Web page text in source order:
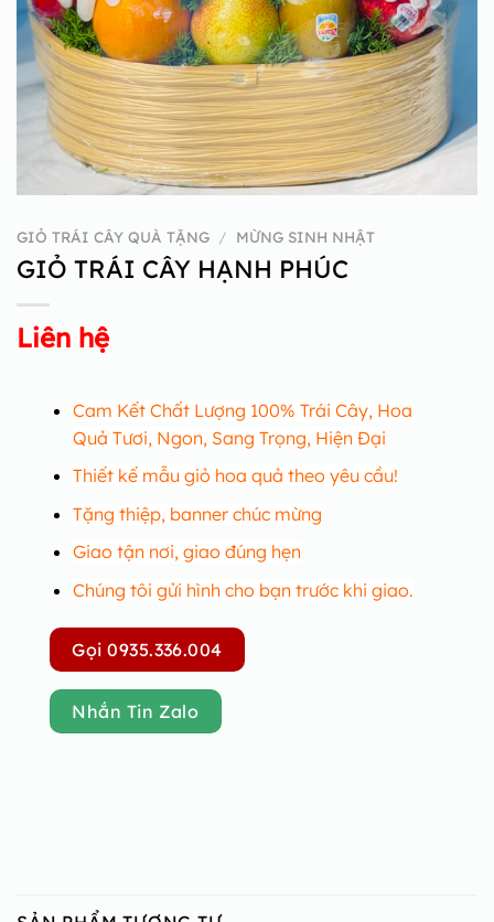
GIỎ TRÁI CÂY QUÀ TẶNG / MỪNG SINH NHẬT
GIỎ TRÁI CÂY HẠNH PHÚC
Liên hệ
Cam Kết Chất Lượng 100% Trái Cây, Hoa
Quả Tươi, Ngon, Sang Trọng, Hiện Đại
Thiết kế mẫu giỏ hoa quả theo yêu cầu!
Tặng thiệp, banner chúc mừng
Giao tận nơi, giao đúng hẹn
Chúng tôi gửi hình cho bạn trước khi giao.
Gọi 0935.336.004
Nhắn Tin Zalo